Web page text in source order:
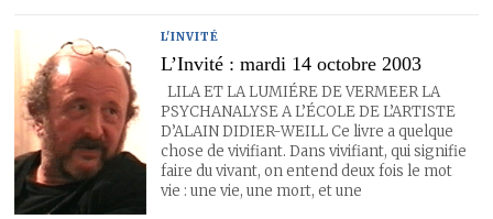
L'INVITÉ
L’Invité : mardi 14 octobre 2003
LILA ET LA LUMIÉRE DE VERMEER LA
PSYCHANALYSE A L’ÉCOLE DE L’ARTISTE
D’ALAIN DIDIER-WEILL Ce livre a quelque
chose de vivifiant. Dans vivifiant, qui signifie
faire du vivant, on entend deux fois le mot
vie : une vie, une mort, et une